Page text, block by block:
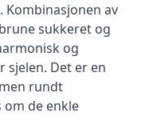
av
sukkeret og
og
sjelen. Det er en
rundt
de enkle